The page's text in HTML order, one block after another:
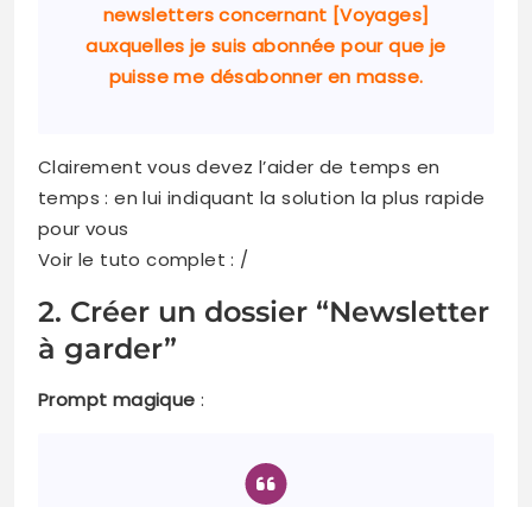
newsletters concernant [Voyages]
auxquelles je suis abonnée pour que je
puisse me désabonner en masse.
Clairement vous devez l’aider de temps en
temps : en lui indiquant la solution la plus rapide
pour vous
Voir le tuto complet : /
2. Créer un dossier “Newsletter
à garder”
Prompt magique :